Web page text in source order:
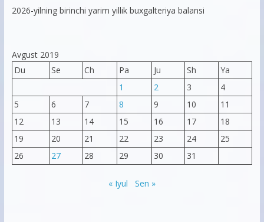
2026-yilning birinchi yarim yillik buxgalteriya balansi
Avgust 2019
Du
Se Ch Pa Ju Sh
Ya
1
2 3
4
5
6 7 8 9 10
11
12
13 14 15 16 17
18
19
20 21 22 23 24
25
26
27 28 29 30 31
« Iyul Sen »